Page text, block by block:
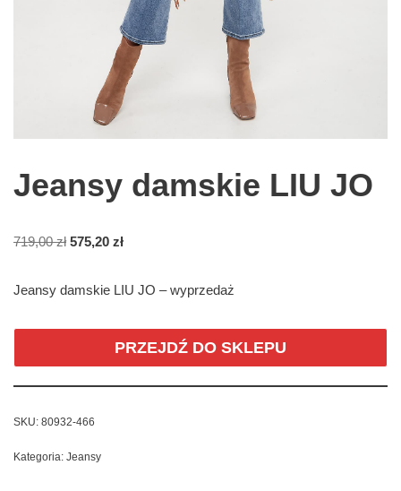
Jeansy damskie LIU JO
719,00zł 575,20 zł
Jeansy damskie LIU JO – wyprzedaż
PRZEJDŹ DO SKLEPU
SKU: 80932-466
Kategoria: Jeansy